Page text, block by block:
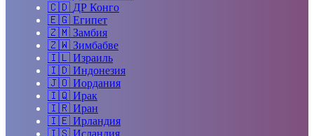
🇨🇩 ДР Конго
🇪🇬 Египет
🇿🇲 Замбия
🇿🇼 Зимбабве
🇮🇱 Израиль
🇮🇩 Индонезия
🇯🇴 Иордания
🇮🇶 Ирак
🇮🇷 Иран
🇮🇪 Ирландия
🇮🇸 Исландия